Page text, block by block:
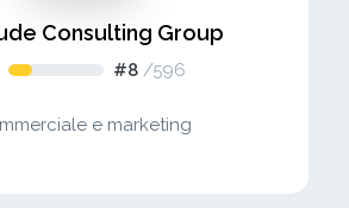
Consulting Group
#8/596
e marketing